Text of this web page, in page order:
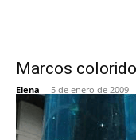
Marcos
Elena - 5 de enero de 2009